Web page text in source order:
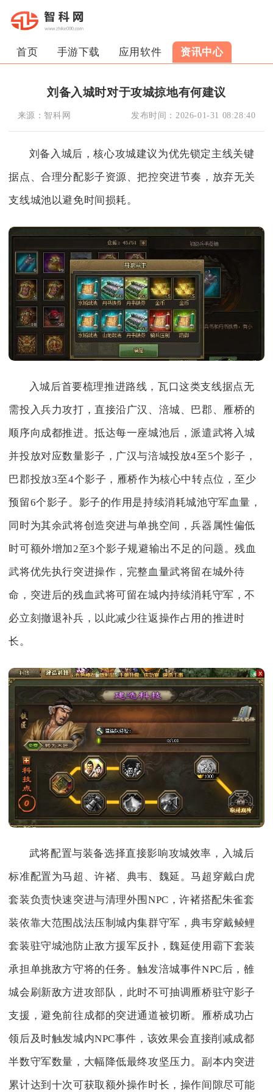
首页 手游下载 应用软件 资讯中心
刘备入城时对于攻城掠地有何建议
来源： 智科网 发布时间： 2026-01-31 08:28:40
刘备入城后，核心攻城建议为优先锁定主线关键
据点、合理分配影子资源、把控突进节奏，放弃无关
支线城池以避免时间损耗。
入城后首要梳理推进路线，瓦口这类支线据点无
需投入兵力攻打，直接沿广汉、涪城、巴郡、雁桥的
顺序向成都推进。抵达每一座城池后，派遣武将入城
并投放对应数量影子，广汉与涪城投放4至5个影子，
巴郡投放3至4个影子，雁桥作为核心中转点位，至少
预留6个影子。影子的作用是持续消耗城池守军血量，
同时为其余武将创造突进与单挑空间，兵器属性偏低
时可额外增加2至3个影子规避输出不足的问题。残血
武将优先执行突进操作，完整血量武将留在城外待
命，突进后的残血武将可留在城内持续消耗守军，不
必立刻撤退补兵，以此减少往返操作占用的推进时
长。
武将配置与装备选择直接影响攻城效率，入城后
标准配置为马超、许褚、典韦、魏延。马超穿戴白虎
套装负责快速突进与清理外围NPC，许褚搭配朱雀套
装依靠大范围战法压制城内集群守军，典韦穿戴鲮鲤
套装驻守城池防止敌方援军反扑，魏延使用霸下套装
承担单挑敌方守将的任务。触发涪城事件NPC后，雒
城会刷新敌方进攻部队，此时不可抽调雁桥驻守影子
支援，避免前往成都的突进通道被切断。雁桥成功占
领后及时触发城内NPC事件，该效果会直接削减成都
半数守军数量，大幅降低最终攻坚压力。副本内突进
累计达到十次可获取额外操作时长，操作间隙尽可能